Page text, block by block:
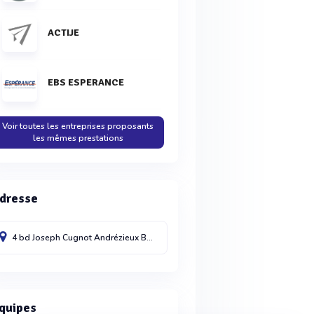
ACTIJE
EBS ESPERANCE
Voir toutes les entreprises proposants
les mêmes prestations
4 bd Joseph CugnotAndrézieux Bouthéon